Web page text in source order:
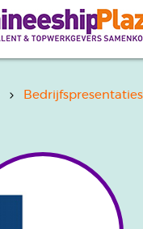
Bedrijfspresentaties